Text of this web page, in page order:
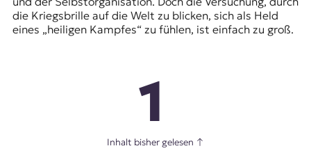
die Kriegsbrille auf die Welt zu blicken, sich als Held
eines „heiligen Kampfes“ zu fühlen, ist einfach zu groß.
1
Inhalt bisher gelesen ↑